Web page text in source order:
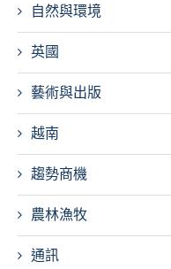
自然與環境
英國
藝術與出版
越南
趨勢商機
農林漁牧
通訊